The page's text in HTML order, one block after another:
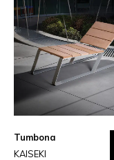
Tumbona
KAISEKI